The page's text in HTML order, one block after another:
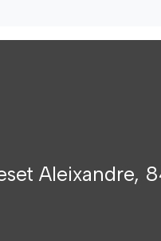
Aleixandre,